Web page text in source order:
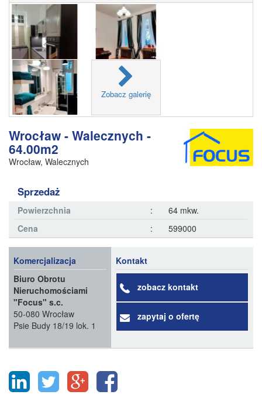
Zobacz galerię
Wrocław - Walecznych -
64.00m2
Wrocław, Walecznych
Sprzedaż
Powierzchnia :
64 mkw.
Cena
: 599000
Komercjalizacja
Biuro Obrotu
Nieruchomościami
"Focus" s.c.
50-080 Wrocław
Psie Budy 18/19 lok. 1
Kontakt
zobacz kontakt
zapytaj o ofertę